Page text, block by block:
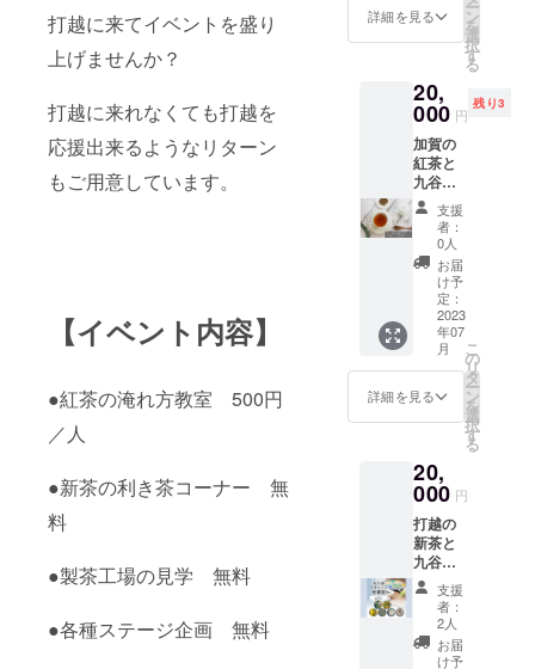
打越に来てイベントを盛り
上げませんか？
打越に来れなくても打越を
応援出来るようなリターン
もご用意しています。
【イベント内容】
●紅茶の淹れ方教室 500円
／人
●新茶の利き茶コーナー 無
料
●製茶工場の見学 無料
●各種ステージ企画 無料
とパッ
ケージ
ザイン
が異な
る場合
があり
ますの
で、あ
らかじ
めご了
承くだ
さい。
●サンド
ブラス
ト体験
ガラス
の器に
装飾を
施すこ
とが出
来ま
なただ
けのオ
リジナ
ルの器
を作れ
ます
よ。
【体験
の手
順】
１．好
ラベル
に表記
品開封
前には
必ずお
届けの
リター
ンに貼
付され
たラベ
ルや注
意書き
をご確
認くだ
さい。
実際に
お届け
ターン
とパッ
等のデ
ザイン
が異な
る場合
があり
ますの
で、あ
らかじ
めご了
承くだ
さい。
載 ＊
加工日
【製造
者】打
越製茶
農業協
同組
合 石
川県加
賀市打
越町ち
31番地
原材料
及び添
加物等
の食品
表示は
商品の
ラベル
す。 商
品開封
前には
必ずお
届けの
リター
ンに貼
付され
たラベ
ルや注
名】緑
【内容
量】
リーフ
100g
【保存
方法】
高温・
多湿を
避け移
り香に
ご注意
くださ
い 【賞
味期
限】表
ルに記
載 ＊
年半
【製造
者】打
越製茶
農業協
同組
合 石
川県加
賀市打
越町ち
だん飲
です。
【名
称】鳳
玉 【原
材料
名】緑
茶（加
賀市
産）
【内容
量】
リーフ
100g
【保存
方法】
高温・
多湿を
くださ
い 【賞
味期
限】表
面ラベ
ルに記
載 ＊
加工日
より一
年半
【製造
礼の
カード
付
ト内
容】 ・
フレグ
ランス
アロ
マ 加
賀紅茶
の香
り 1個
・九谷
焼アロ
マス
トー
ン 1個
●フレグ
ランス
アロ
石川県
加賀市
打越町
で作ら
れた紅
茶をイ
メージ
した香
りで
す。
【ご使
詳細を見る ー
ン
を
選
択
す
る
20,
000 円
残り3
加賀の
紅茶と
九谷焼
の
ティー
カップ
＆ソー
サーの
セッ
ト お
礼の
カード
付 ●加
賀の紅
茶
（ファ
ト）
100%石
川県加
賀産の
茶葉を
使った
和紅茶
です。
渋味が
きいた
加賀の
支援
者：
0人
お届
け予
定：
2023
年07
月
詳細を見る
こ
の
リ
タ
ー
ン
を
選
択
す
る
20,
000 円
打越の
新茶と
九谷焼
ワイヤ
レス充
電器丸
形の
セッ
支援
者：
2人
お届
け予